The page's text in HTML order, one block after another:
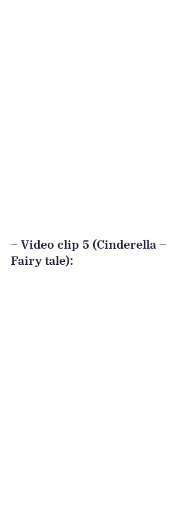
– Video clip 5 (Cinderella –
Fairy tale):